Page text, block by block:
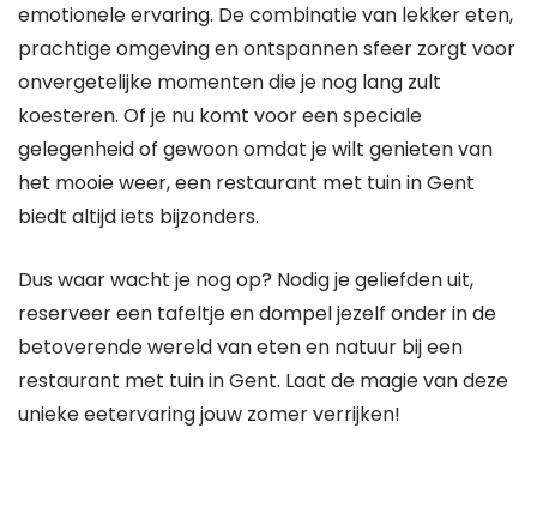
emotionele ervaring. De combinatie van lekker eten,
prachtige omgeving en ontspannen sfeer zorgt voor
onvergetelijke momenten die je nog lang zult
koesteren. Of je nu komt voor een speciale
gelegenheid of gewoon omdat je wilt genieten van
het mooie weer, een restaurant met tuin in Gent
biedt altijd iets bijzonders.
Dus waar wacht je nog op? Nodig je geliefden uit,
reserveer een tafeltje en dompel jezelf onder in de
betoverende wereld van eten en natuur bij een
restaurant met tuin in Gent. Laat de magie van deze
unieke eetervaring jouw zomer verrijken!